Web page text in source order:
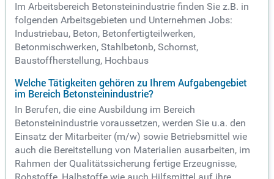
Im Arbeitsbereich Betonsteinindustrie finden Sie z.B. in
folgenden Arbeitsgebieten und Unternehmen Jobs:
Industriebau, Beton, Betonfertigteilwerken,
Betonmischwerken, Stahlbetonb, Schornst,
Baustoffherstellung, Hochbaus
Welche Tätigkeiten gehören zu Ihrem Aufgabengebiet
im Bereich Betonsteinindustrie?
In Berufen, die eine Ausbildung im Bereich
Betonsteinindustrie voraussetzen, werden Sie u.a. den
Einsatz der Mitarbeiter (m/w) sowie Betriebsmittel wie
auch die Bereitstellung von Materialien ausarbeiten, im
Rahmen der Qualitätssicherung fertige Erzeugnisse,